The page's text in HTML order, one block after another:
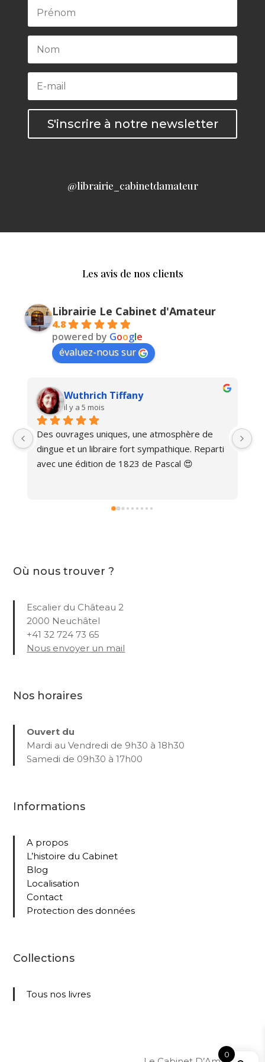
S'inscrire à notre newsletter
@librairie_cabinetdamateur
Les avis de nos clients
Librairie Le Cabinet d'Amateur
4.8
powered by Google
évaluez-nous sur
Wuthrich Tiffany
il y a 5 mois
Des ouvrages uniques, une atmosphère de
dingue et un libraire fort sympathique. Reparti
avec une édition de 1823 de Pascal 😍
Où nous trouver ?
Escalier du Château 2
2000 Neuchâtel
+41 32 724 73 65
Nous envoyer un mail
Nos horaires
Ouvert du
Mardi au Vendredi de 9h30 à 18h30
Samedi de 09h30 à 17h00
Informations
A propos
L’histoire du Cabinet
Blog
Localisation
Contact
Protection des données
Collections
Tous nos livres
0